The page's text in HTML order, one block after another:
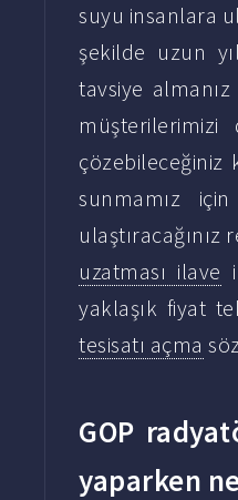
suyu insanlara
şekilde uzun
tavsiye
çözebileceğiniz
sunmamız
ulaştıracağınız
uzatması ilave
yaklaşık fiyat
tesisatı açma
GOP
yaparken